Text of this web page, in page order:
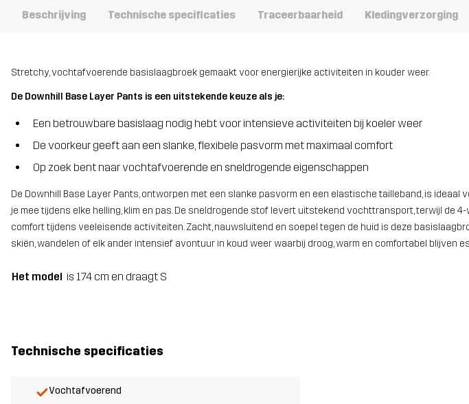
Beschrijving Technische specificaties Traceerbaarheid Kledingverzorging
Stretchy, vochtafvoerende basislaagbroek gemaakt voor energierijke activiteiten in kouder weer.
De Downhill Base Layer Pants is een uitstekende keuze als je:
Een betrouwbare basislaag nodig hebt voor intensieve activiteiten bij koeler weer
De voorkeur geeft aan een slanke, flexibele pasvorm met maximaal comfort
Op zoek bent naar vochtafvoerende en sneldrogende eigenschappen
De Downhill Base Layer Pants, ontworpen met een slanke pasvorm en een elastische tailleband, is ideaal
je mee tijdens elke helling, klim en pas. De sneldrogende stof levert uitstekend vochttransport, terwijl de
comfort tijdens veeleisende activiteiten. Zacht, nauwsluitend en soepel tegen de huid is deze
skiën, wandelen of elk ander intensief avontuur in koud weer waarbij droog, warm en comfortabel blijven
Het model is 174 cm en draagt S
Technische specificaties
Vochtafvoerend